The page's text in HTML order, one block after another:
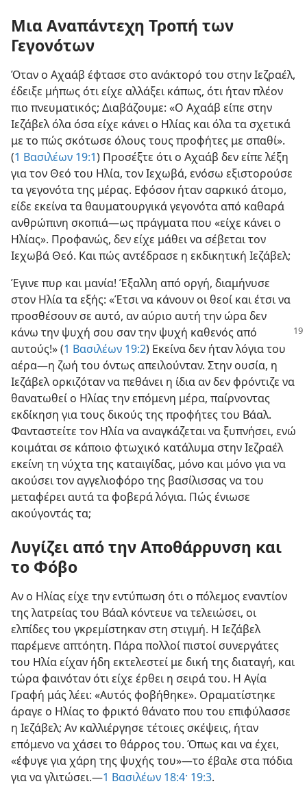
Μια Αναπάντεχη Τροπή των
Γεγονότων
Όταν ο Αχαάβ έφτασε στο ανάκτορό του στην Ιεζραέλ,
έδειξε μήπως ότι είχε αλλάξει κάπως, ότι ήταν πλέον
πιο πνευματικός; Διαβάζουμε: «Ο Αχαάβ είπε στην
Ιεζάβελ όλα όσα είχε κάνει ο Ηλίας και όλα τα σχετικά
με το πώς σκότωσε όλους τους προφήτες με σπαθί».
(1 Βασιλέων 19:1) Προσέξτε ότι ο Αχαάβ δεν είπε λέξη
για τον Θεό του Ηλία, τον Ιεχωβά, ενόσω εξιστορούσε
τα γεγονότα της μέρας. Εφόσον ήταν σαρκικό άτομο,
είδε εκείνα τα θαυματουργικά γεγονότα από καθαρά
ανθρώπινη σκοπιά​—ως πράγματα που «είχε κάνει ο
Ηλίας». Προφανώς, δεν είχε μάθει να σέβεται τον
Ιεχωβά Θεό. Και πώς αντέδρασε η εκδικητική Ιεζάβελ;
Έγινε πυρ και μανία! Έξαλλη από οργή, διαμήνυσε
στον Ηλία τα εξής: «Έτσι να κάνουν οι θεοί και έτσι να
προσθέσουν σε αυτό, αν αύριο αυτή την ώρα δεν
κάνω την ψυχή σου σαν την ψυχή καθενός από
αυτούς!» (1 Βασιλέων 19:2) Εκείνα δεν ήταν λόγια του
αέρα​—η ζωή του όντως απειλούνταν. Στην ουσία, η
Ιεζάβελ ορκιζόταν να πεθάνει η ίδια αν δεν φρόντιζε να
θανατωθεί ο Ηλίας την επόμενη μέρα, παίρνοντας
εκδίκηση για τους δικούς της προφήτες του Βάαλ.
Φανταστείτε τον Ηλία να αναγκάζεται να ξυπνήσει, ενώ
κοιμάται σε κάποιο φτωχικό κατάλυμα στην Ιεζραέλ
εκείνη τη νύχτα της καταιγίδας, μόνο και μόνο για να
ακούσει τον αγγελιοφόρο της βασίλισσας να του
μεταφέρει αυτά τα φοβερά λόγια. Πώς ένιωσε
ακούγοντάς τα;
Λυγίζει από την Αποθάρρυνση και
το Φόβο
Αν ο Ηλίας είχε την εντύπωση ότι ο πόλεμος εναντίον
της λατρείας του Βάαλ κόντευε να τελειώσει, οι
ελπίδες του γκρεμίστηκαν στη στιγμή. Η Ιεζάβελ
παρέμενε απτόητη. Πάρα πολλοί πιστοί συνεργάτες
του Ηλία είχαν ήδη εκτελεστεί με δική της διαταγή, και
τώρα φαινόταν ότι είχε έρθει η σειρά του. Η Αγία
Γραφή μάς λέει: «Αυτός φοβήθηκε». Οραματίστηκε
άραγε ο Ηλίας το φρικτό θάνατο που του επιφύλασσε
η Ιεζάβελ; Αν καλλιέργησε τέτοιες σκέψεις, ήταν
επόμενο να χάσει το θάρρος του. Όπως και να έχει,
«έφυγε για χάρη της ψυχής του»​—το έβαλε στα πόδια
για να γλιτώσει.​—1 Βασιλέων 18:4· 19:3.